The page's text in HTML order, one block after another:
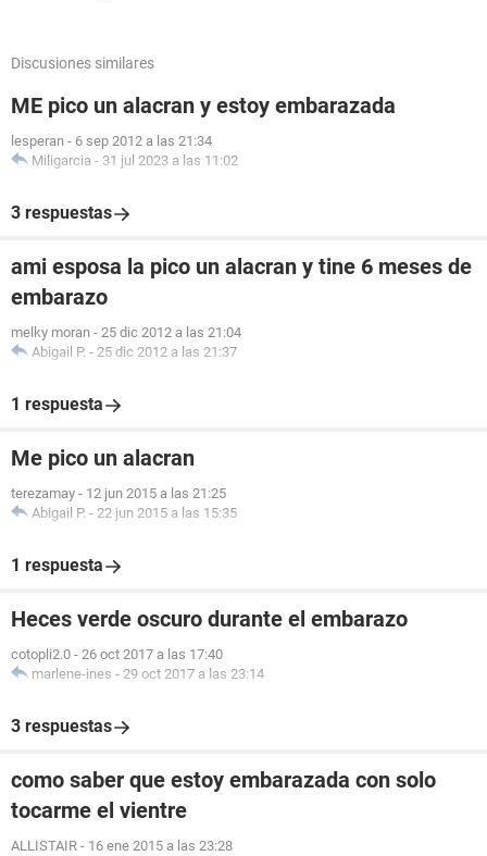
Discusiones similares
ME pico un alacran y estoy embarazada
lesperan - 6 sep 2012 a las 21:34
Miligarcia - 31 jul 2023 a las 11:02
3 respuestas
ami esposa la pico un alacran y tine 6 meses de
embarazo
melky moran - 25 dic 2012 a las 21:04
Abigail P. - 25 dic 2012 a las 21:37
1 respuesta
Me pico un alacran
terezamay - 12 jun 2015 a las 21:25
Abigail P. - 22 jun 2015 a las 15:35
1 respuesta
Heces verde oscuro durante el embarazo
cotopli2.0 - 26 oct 2017 a las 17:40
marlene-ines - 29 oct 2017 a las 23:14
3 respuestas
como saber que estoy embarazada con solo
tocarme el vientre
ALLISTAIR - 16 ene 2015 a las 23:28